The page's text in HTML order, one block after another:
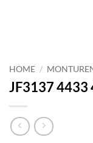
HOME /
JF3137 4433